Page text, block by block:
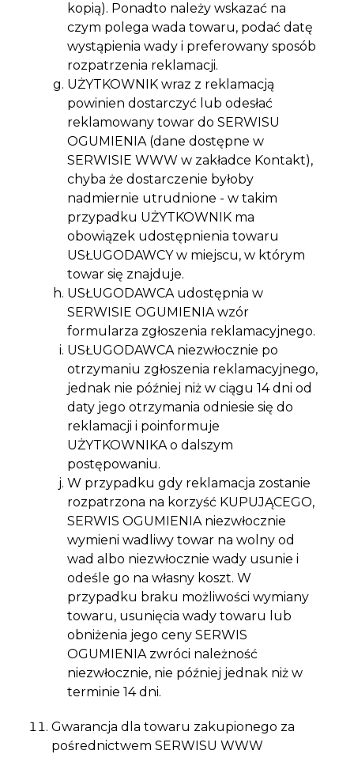
kopią). Ponadto należy wskazać na
czym polega wada towaru, podać datę
wystąpienia wady i preferowany sposób
rozpatrzenia reklamacji.
UŻYTKOWNIK wraz z reklamacją
powinien dostarczyć lub odesłać
reklamowany towar do SERWISU
OGUMIENIA (dane dostępne w
SERWISIE WWW w zakładce Kontakt),
chyba że dostarczenie byłoby
nadmiernie utrudnione - w takim
przypadku UŻYTKOWNIK ma
obowiązek udostępnienia towaru
USŁUGODAWCY w miejscu, w którym
towar się znajduje.
USŁUGODAWCA udostępnia w
SERWISIE OGUMIENIA wzór
formularza zgłoszenia reklamacyjnego.
USŁUGODAWCA niezwłocznie po
otrzymaniu zgłoszenia reklamacyjnego,
jednak nie później niż w ciągu 14 dni od
daty jego otrzymania odniesie się do
reklamacji i poinformuje
UŻYTKOWNIKA o dalszym
postępowaniu.
W przypadku gdy reklamacja zostanie
rozpatrzona na korzyść KUPUJĄCEGO,
SERWIS OGUMIENIA niezwłocznie
wymieni wadliwy towar na wolny od
wad albo niezwłocznie wady usunie i
odeśle go na własny koszt. W
przypadku braku możliwości wymiany
towaru, usunięcia wady towaru lub
obniżenia jego ceny SERWIS
OGUMIENIA zwróci należność
niezwłocznie, nie później jednak niż w
terminie 14 dni.
Gwarancja dla towaru zakupionego za
pośrednictwem SERWISU WWW